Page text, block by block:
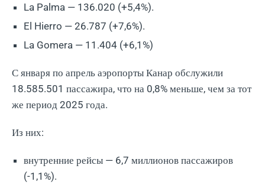
La Palma — 136.020 (+5,4%).
El Hierro — 26.787 (+7,6%).
La Gomera — 11.404 (+6,1%)
С января по апрель аэропорты Канар обслужили
18.585.501 пассажира, что на 0,8% меньше, чем за тот
же период 2025 года.
Из них:
внутренние рейсы — 6,7 миллионов пассажиров
(-1,1%).